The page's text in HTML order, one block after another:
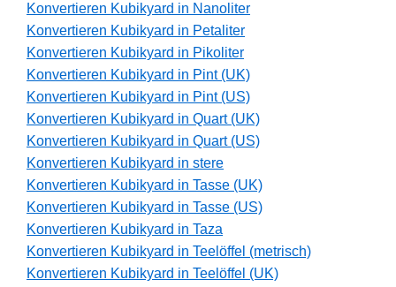
Konvertieren Kubikyard in Nanoliter
Konvertieren Kubikyard in Petaliter
Konvertieren Kubikyard in Pikoliter
Konvertieren Kubikyard in Pint (UK)
Konvertieren Kubikyard in Pint (US)
Konvertieren Kubikyard in Quart (UK)
Konvertieren Kubikyard in Quart (US)
Konvertieren Kubikyard in stere
Konvertieren Kubikyard in Tasse (UK)
Konvertieren Kubikyard in Tasse (US)
Konvertieren Kubikyard in Taza
Konvertieren Kubikyard in Teelöffel (metrisch)
Konvertieren Kubikyard in Teelöffel (UK)